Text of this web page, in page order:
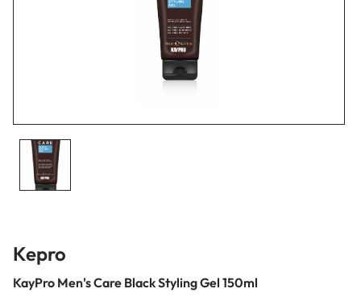
Kepro
KayPro Men's Care Black Styling Gel 150ml